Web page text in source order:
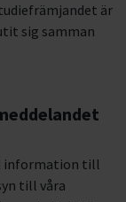
är
sig samman
information till
till våra